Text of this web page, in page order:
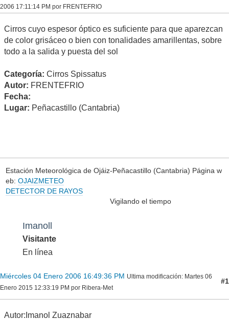
2006 17:11:14 PM por FRENTEFRIO
Cirros cuyo espesor óptico es suficiente para que aparezcan
de color grisáceo o bien con tonalidades amarillentas, sobre
todo a la salida y puesta del sol
Categoría: Cirros Spissatus
Autor: FRENTEFRIO
Fecha:
Lugar: Peñacastillo (Cantabria)
Estación Meteorológica de Ojáiz-Peñacastillo (Cantabria) Página w
eb: OJAIZMETEO
DETECTOR DE RAYOS
Vigilando el tiempo
Imanoll
Visitante
En línea
Miércoles 04 Enero 2006 16:49:36 PM Ultima modificación: Martes 06
Enero 2015 12:33:19 PM por Ribera-Met
#1
Autor:Imanol Zuaznabar